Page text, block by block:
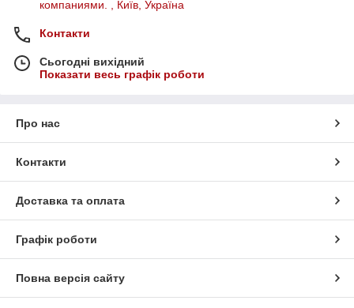
компаниями. , Київ, Україна
Контакти
Сьогодні вихідний
Показати весь графік роботи
Про нас
Контакти
Доставка та оплата
Графік роботи
Повна версія сайту